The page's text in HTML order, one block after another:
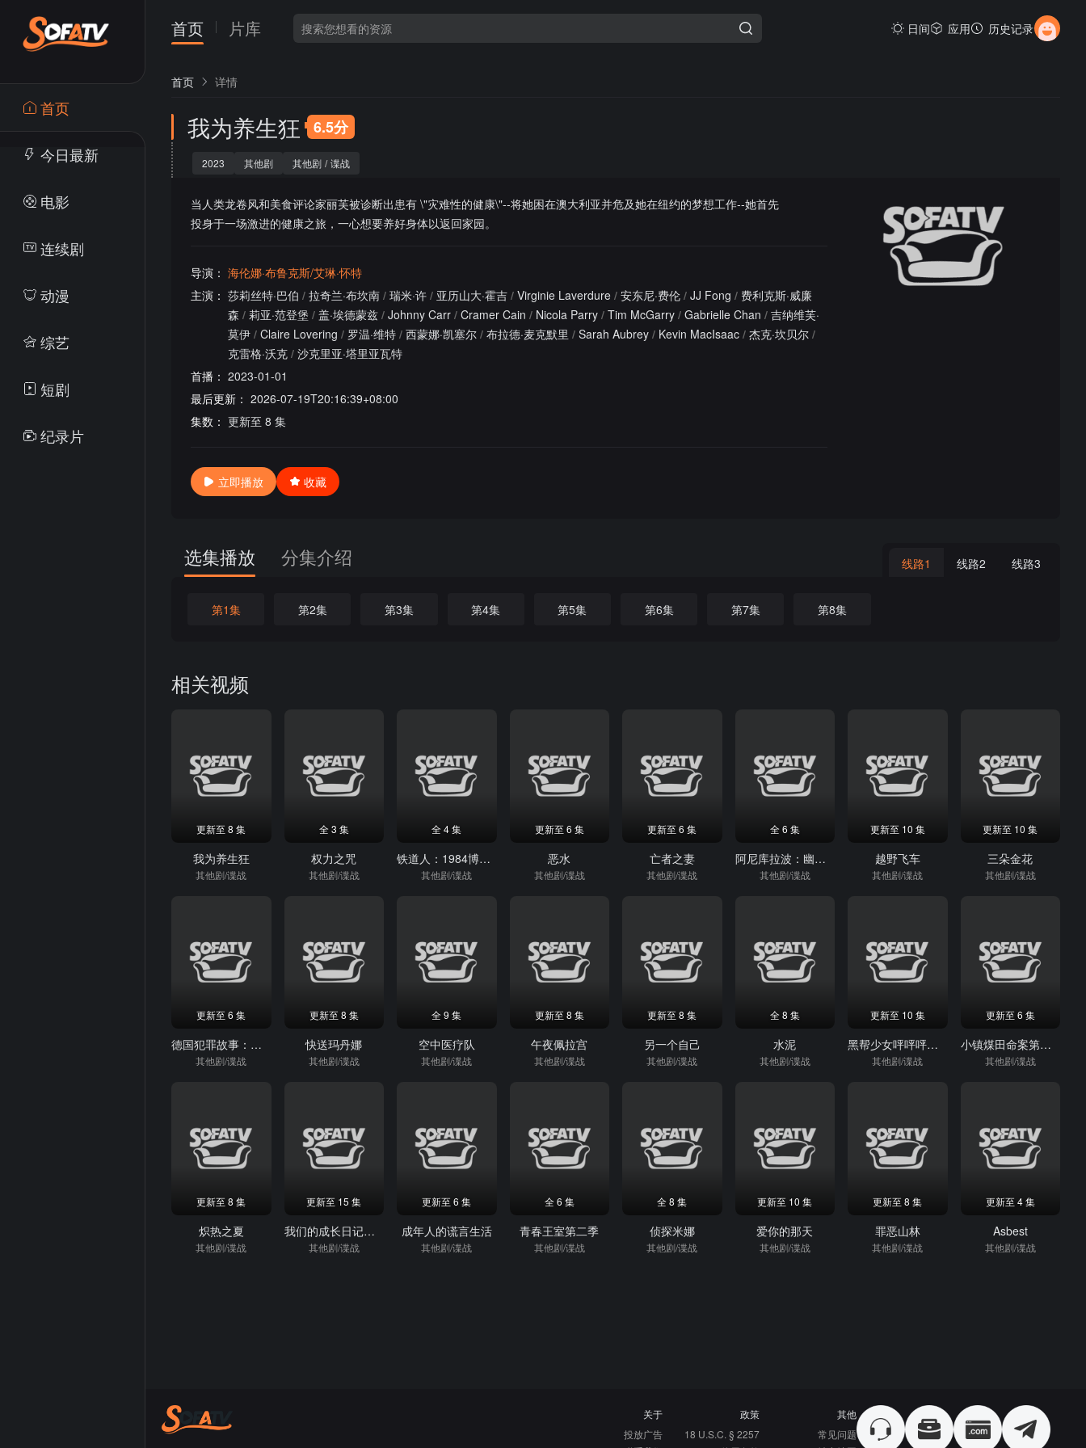
首页
今日最新
电影
连续剧
动漫
综艺
短剧
纪录片
首页 片库 日间 应用 历史记录
首页 详情
我为养生狂 6.5分
2023 其他剧 其他剧 / 谍战
当人类龙卷风和美食评论家丽芙被诊断出患有 \"灾难性的健康\"--将她困在澳大利亚并危及她在纽约的梦想工作--她首先
投身于一场激进的健康之旅，一心想要养好身体以返回家园。
导演： 海伦娜·布鲁克斯/艾琳·怀特
主演： 莎莉丝特·巴伯 / 拉奇兰·布坎南 / 瑞米·许 / 亚历山大·霍吉 / Virginie Laverdure / 安东尼·费伦 / JJ Fong / 费利克斯·威廉
森 / 莉亚·范登堡 / 盖·埃德蒙兹 / Johnny Carr / Cramer Cain / Nicola Parry / Tim McGarry / Gabrielle Chan / 吉纳维芙·
莫伊 / Claire Lovering / 罗温·维特 / 西蒙娜·凯塞尔 / 布拉德·麦克默里 / Sarah Aubrey / Kevin MacIsaac / 杰克·坎贝尔 /
克雷格·沃克 / 沙克里亚·塔里亚瓦特
首播： 2023-01-01
最后更新： 2026-07-19T20:16:39+08:00
集数： 更新至 8 集
立即播放 收藏
选集播放 分集介绍 线路1 线路2 线路3
第1集 第2集 第3集 第4集 第5集 第6集 第7集 第8集
相关视频
更新至 8 集
我为养生狂
其他剧/谍战
全 3 集
权力之咒
其他剧/谍战
全 4 集
铁道人：1984博帕尔事件
其他剧/谍战
更新至 6 集
恶水
其他剧/谍战
更新至 6 集
亡者之妻
其他剧/谍战
全 6 集
阿尼库拉波：幽魂崛起第一季
其他剧/谍战
更新至 10 集
越野飞车
其他剧/谍战
更新至 10 集
三朵金花
其他剧/谍战
更新至 6 集
德国犯罪故事：绳缚第一季
其他剧/谍战
更新至 8 集
快送玛丹娜
其他剧/谍战
全 9 集
空中医疗队
其他剧/谍战
更新至 8 集
午夜佩拉宫
其他剧/谍战
更新至 8 集
另一个自己
其他剧/谍战
全 8 集
水泥
其他剧/谍战
更新至 10 集
黑帮少女呯呯呯第一季
其他剧/谍战
更新至 6 集
小镇煤田命案第一季
其他剧/谍战
更新至 8 集
炽热之夏
其他剧/谍战
更新至 15 集
我们的成长日记第一季
其他剧/谍战
更新至 6 集
成年人的谎言生活
其他剧/谍战
全 6 集
青春王室第二季
其他剧/谍战
全 8 集
侦探米娜
其他剧/谍战
更新至 10 集
爱你的那天
其他剧/谍战
更新至 8 集
罪恶山林
其他剧/谍战
更新至 4 集
Asbest
其他剧/谍战
关于
投放广告
政策
18 U.S.C. § 2257
其他
常见问题